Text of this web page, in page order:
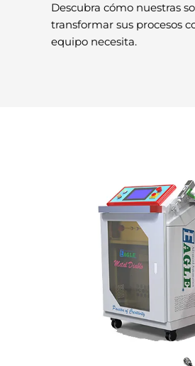
Descubra cómo nuestras
transformar sus procesos
equipo necesita.